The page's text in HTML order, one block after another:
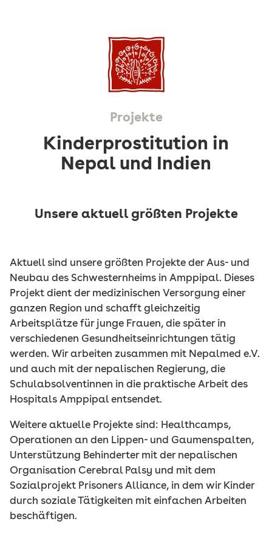
Projekte
Kinderprostitution in
Nepal und Indien
Unsere aktuell größten Projekte
Aktuell sind unsere größten Projekte der Aus- und
Neubau des Schwesternheims in Amppipal. Dieses
Projekt dient der medizinischen Versorgung einer
ganzen Region und schafft gleichzeitig
Arbeitsplätze für junge Frauen, die später in
verschiedenen Gesundheitseinrichtungen tätig
werden. Wir arbeiten zusammen mit Nepalmed e.V.
und auch mit der nepalischen Regierung, die
Schulabsolventinnen in die praktische Arbeit des
Hospitals Amppipal entsendet.
Weitere aktuelle Projekte sind: Healthcamps,
Operationen an den Lippen- und Gaumenspalten,
Unterstützung Behinderter mit der nepalischen
Organisation Cerebral Palsy und mit dem
Sozialprojekt Prisoners Alliance, in dem wir Kinder
durch soziale Tätigkeiten mit einfachen Arbeiten
beschäftigen.